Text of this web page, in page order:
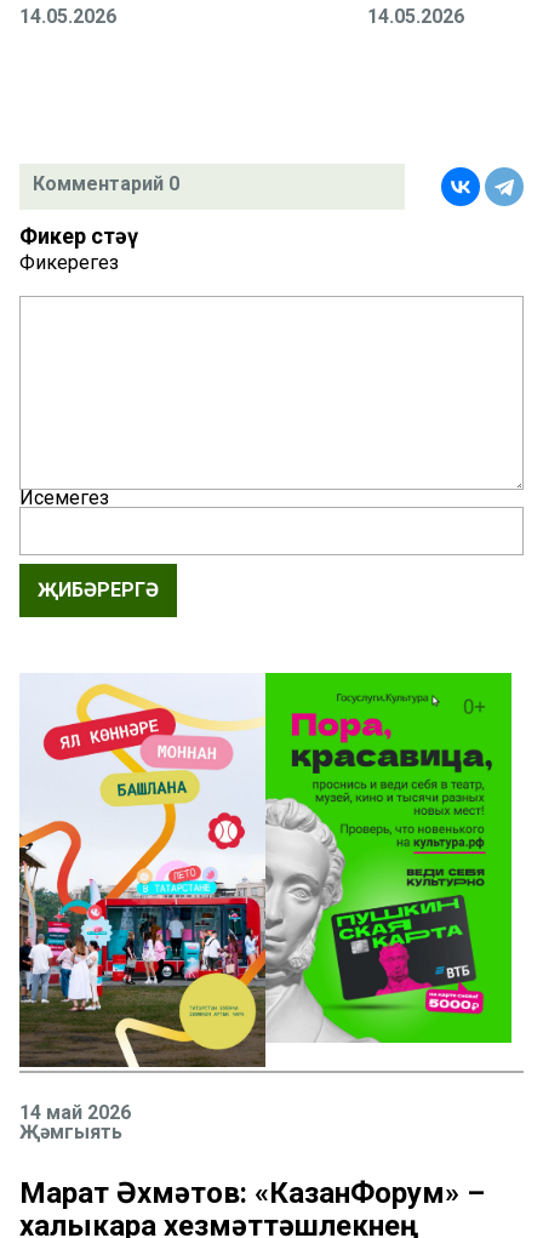
14.05.2026 14.05.2026
Комментарий 0
Фикер өстәү
Фикерегез
Исемегез
ҖИБӘРЕРГӘ
14 май 2026
Җәмгыять
Марат Әхмәтов: «КазанФорум» –
халыкара хезмәттәшлекнең